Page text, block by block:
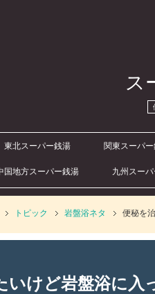
ス
東北スーパー銭湯 関東スーパ
国地方スーパー銭湯 九州スー
トピック 岩盤浴ネタ 便秘を
いけど岩盤浴に入